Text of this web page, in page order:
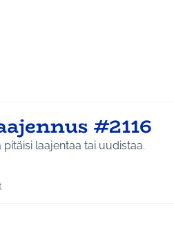
#2116
laajentaa tai uudistaa.
Liikunta ja harrastukset